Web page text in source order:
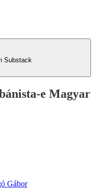
Substack
e Magyar
Gábor